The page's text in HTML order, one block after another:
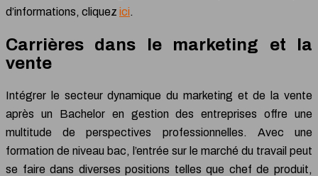
d’informations, cliquez ici.
Carrières dans le marketing et la
vente
Intégrer le secteur dynamique du marketing et de la vente
après un Bachelor en gestion des entreprises offre une
multitude de perspectives professionnelles. Avec une
formation de niveau bac, l’entrée sur le marché du travail peut
se faire dans diverses positions telles que chef de produit,